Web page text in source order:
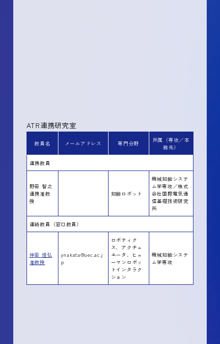
ATR連携研究室
教員名 メールアドレス 専門分野
所属（専攻／本
務先）
連携教員
野田 智之
連携准教
授
知能ロボット
機械知能システ
ム学専攻／株式
会社国際電気通
信基礎技術研究
所
連絡教員（窓口教員）
仲田 佳弘
准教授
ynakata@uec.ac.j
p
ロボティク
ス、アクチュ
エータ、ヒュ
ーマンロボッ
トインタラク
ション
機械知能システ
ム学専攻